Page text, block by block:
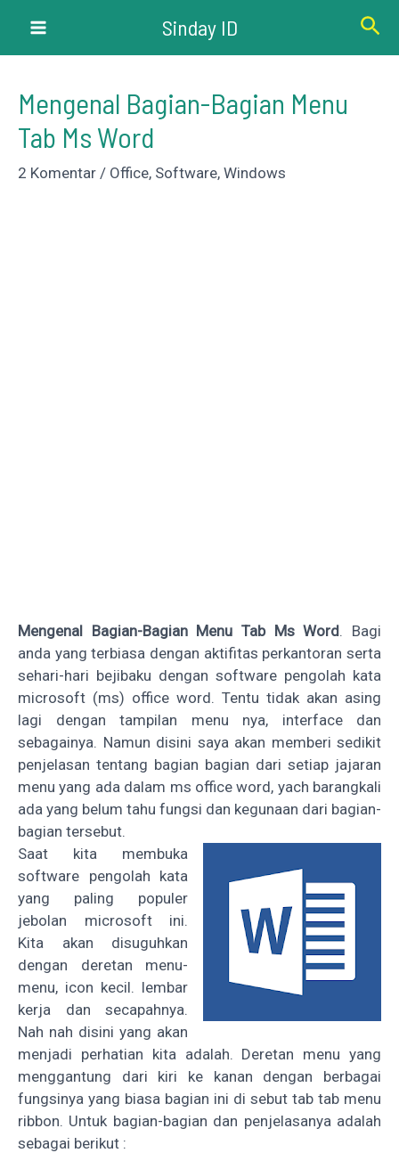
konten
Menu
Sinday ID Cari
Mengenal Bagian-Bagian Menu
Tab Ms Word
2 Komentar / Office, Software, Windows
Mengenal Bagian-Bagian Menu Tab Ms Word. Bagi
anda yang terbiasa dengan aktifitas perkantoran serta
sehari-hari bejibaku dengan software pengolah kata
microsoft (ms) office word. Tentu tidak akan asing
lagi dengan tampilan menu nya, interface dan
sebagainya. Namun disini saya akan memberi sedikit
penjelasan tentang bagian bagian dari setiap jajaran
menu yang ada dalam ms office word, yach barangkali
ada yang belum tahu fungsi dan kegunaan dari bagian-
bagian tersebut.
Saat kita membuka
software pengolah kata
yang paling populer
jebolan microsoft ini.
Kita akan disuguhkan
dengan deretan menu-
menu, icon kecil. lembar
kerja dan secapahnya.
Nah nah disini yang akan
menjadi perhatian kita adalah. Deretan menu yang
menggantung dari kiri ke kanan dengan berbagai
fungsinya yang biasa bagian ini di sebut tab tab menu
ribbon. Untuk bagian-bagian dan penjelasanya adalah
sebagai berikut :